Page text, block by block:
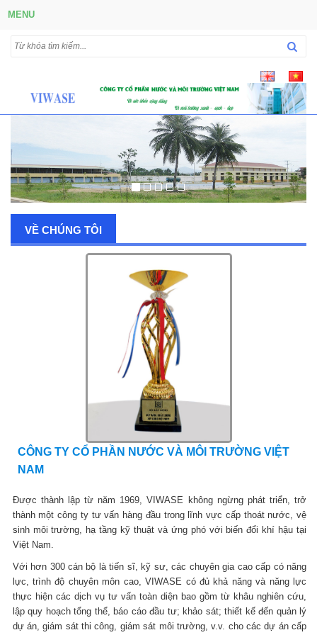
MENU
VỀ CHÚNG TÔI
CÔNG TY CỔ PHẦN NƯỚC VÀ MÔI TRƯỜNG VIỆT
NAM
Được thành lập từ năm 1969, VIWASE không ngừng phát triển, trở
thành một công ty tư vấn hàng đầu trong lĩnh vực cấp thoát nước, vệ
sinh môi trường, hạ tầng kỹ thuật và ứng phó với biến đổi khí hậu tại
Việt Nam.
Với hơn 300 cán bộ là tiến sĩ, kỹ sư, các chuyên gia cao cấp có năng
lực, trình độ chuyên môn cao, VIWASE có đủ khả năng và năng lực
thực hiện các dịch vụ tư vấn toàn diện bao gồm từ khâu nghiên cứu,
lập quy hoạch tổng thể, báo cáo đầu tư; khảo sát; thiết kế đến quản lý
dự án, giám sát thi công, giám sát môi trường, v.v. cho các dự án cấp